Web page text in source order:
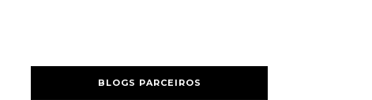
BLOGS PARCEIROS